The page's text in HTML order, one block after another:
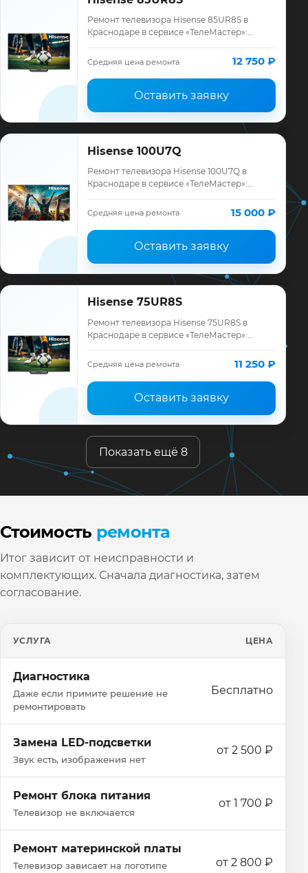
Ремонт телевизора Hisense 85UR8S в
Краснодаре в сервисе «ТелеМастер»:
ремонта, запчасти и гарантия до 12
месяцев.
Средняя цена ремонта 12 750 ₽
Оставить заявку
Hisense 100U7Q
Ремонт телевизора Hisense 100U7Q в
Краснодаре в сервисе «ТелеМастер»:
ремонта, запчасти и гарантия до 12
Средняя цена ремонта 15 000 ₽
Оставить заявку
Hisense 75UR8S
Ремонт телевизора Hisense 75UR8S в
Краснодаре в сервисе «ТелеМастер»:
ремонта, запчасти и гарантия до 12
месяцев.
Средняя цена ремонта 11 250 ₽
Оставить заявку
Показать ещё 8
Стоимость ремонта
Итог зависит от неисправности и
комплектующих. Сначала диагностика, затем
согласование.
УСЛУГА ЦЕНА
Диагностика
Даже если примите решение не
ремонтировать
Бесплатно
Замена LED-подсветки
Звук есть, изображения нет
от 2 500 ₽
Ремонт блока питания
Телевизор не включается
от 1 700 ₽
Ремонт материнской платы
Телевизор зависает на логотипе
от 2 800 ₽